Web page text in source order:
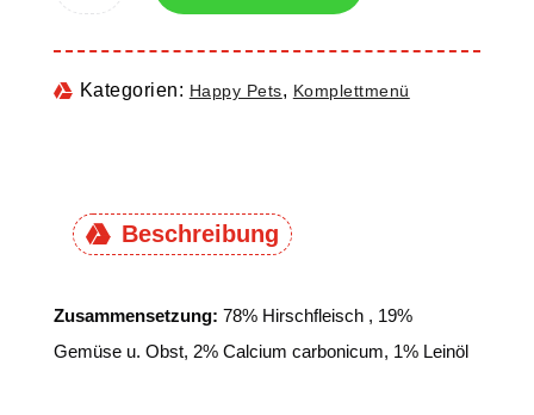
Kategorien: Happy Pets, Komplettmenü
Beschreibung
Zusammensetzung: 78% Hirschfleisch , 19%
Gemüse u. Obst, 2% Calcium carbonicum, 1% Leinöl